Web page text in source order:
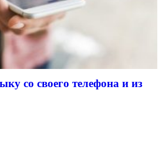
со своего телефона и из